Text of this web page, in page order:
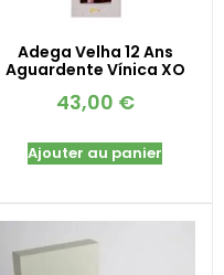
Adega Velha 12 Ans
Aguardente Vínica XO
43,00 €
Ajouter au panier